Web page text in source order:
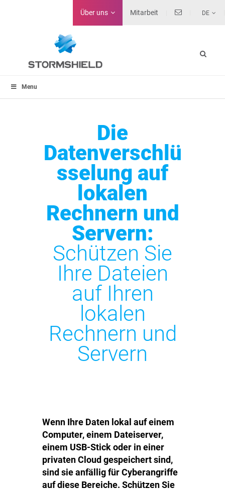
Über uns Mitarbeit DE
Menu
Die
Datenverschlü
sselung auf
lokalen
Rechnern und
Servern:
Schützen Sie
Ihre Dateien
auf Ihren
lokalen
Rechnern und
Servern
Wenn Ihre Daten lokal auf einem
Computer, einem Dateiserver,
einem USB-Stick oder in einer
privaten Cloud gespeichert sind,
sind sie anfällig für Cyberangriffe
auf diese Bereiche. Schützen Sie